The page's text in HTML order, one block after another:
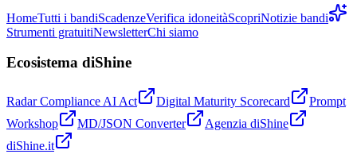
HomeTutti i bandiScadenzeVerifica idoneitàScopriNotizie bandi
Strumenti gratuitiNewsletterChi siamo
Ecosistema diShine
Radar Compliance AI Act Digital Maturity Scorecard
Prompt
Workshop
MD/JSON Converter
Agenzia diShine
diShine.it